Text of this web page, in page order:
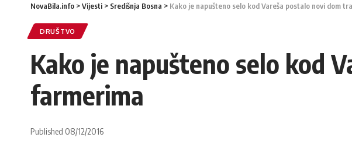
NovaBila.info >Vijesti > Središnja Bosna > Kako je napušteno selo kod Vareša postalo novi dom
DRUŠTVO
Kako je napušteno selo kod
farmerima
Published 08/12/2016